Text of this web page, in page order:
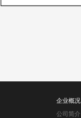
企业概况
公司简介